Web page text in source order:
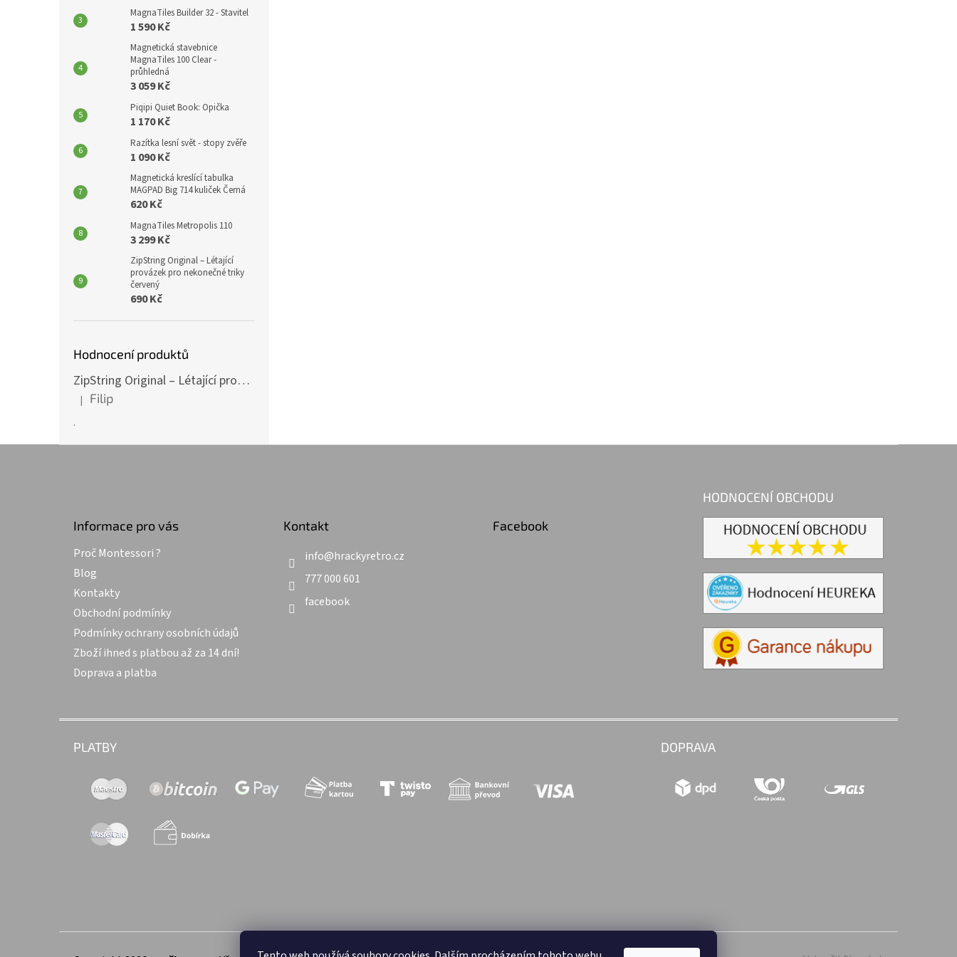
MagnaTiles Builder 32 - Stavitel
1 590 Kč
Magnetická stavebnice
MagnaTiles 100 Clear -
průhledná
3 059 Kč
Piqipi Quiet Book: Opička
1 170 Kč
Razítka lesní svět - stopy zvěře
1 090 Kč
Magnetická kreslící tabulka
MAGPAD Big 714 kuliček Černá
620 Kč
MagnaTiles Metropolis 110
3 299 Kč
ZipString Original – Létající
provázek pro nekonečné triky
červený
690 Kč
Hodnocení produktů
ZipString Original – Létající provázek pro nekonečné triky červený
Hodnocení produktu je 5 z 5 hvězdiček.
| Filip
.
Informace pro vás
Proč Montessori ?
Blog
Kontakty
Obchodní podmínky
Podmínky ochrany osobních údajů
Zboží ihned s platbou až za 14 dní!
Doprava a platba
Kontakt
info@hrackyretro.cz
777 000 601
facebook
Facebook
HODNOCENÍ OBCHODU
PLATBY DOPRAVA